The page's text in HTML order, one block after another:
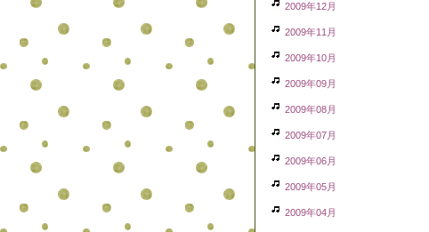
2009年12月
2009年11月
2009年10月
2009年09月
2009年08月
2009年07月
2009年06月
2009年05月
2009年04月